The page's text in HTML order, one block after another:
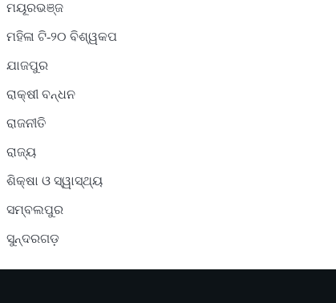
ମୟୂରଭଞ୍ଜ
ମହିଳା ଟି-୨୦ ବିଶ୍ୱକପ
ଯାଜପୁର
ରାକ୍ଷୀ ବନ୍ଧନ
ରାଜନୀତି
ରାଜ୍ୟ
ଶିକ୍ଷା ଓ ସ୍ୱାସ୍ଥ୍ୟ
ସମ୍ବଲପୁର
ସୁନ୍ଦରଗଡ଼